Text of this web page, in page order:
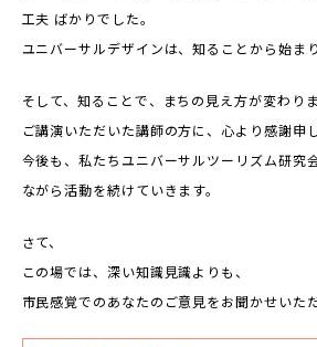
工夫 ばかりでした。
ユニバーサルデザインは、知ることから始まり
そして、知ることで、まちの見え方が変わりま
ご講演いただいた講師の方に、心より感謝申
今後も、私たちユニバーサルツーリズム研究
ながら活動を続けていきます。
さて、
この場では、深い知識見識よりも、
市民感覚でのあなたのご意見をお聞かせいた